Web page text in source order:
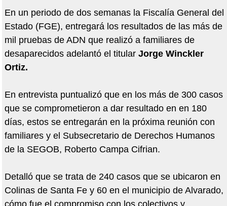
En un periodo de dos semanas la Fiscalía General del
Estado (FGE), entregará los resultados de las más de
mil pruebas de ADN que realizó a familiares de
desaparecidos adelantó el titular Jorge Winckler
Ortiz.
En entrevista puntualizó que en los más de 300 casos
que se comprometieron a dar resultado en en 180
días, estos se entregarán en la próxima reunión con
familiares y el Subsecretario de Derechos Humanos
de la SEGOB, Roberto Campa Cifrian.
Detalló que se trata de 240 casos que se ubicaron en
Colinas de Santa Fe y 60 en el municipio de Alvarado,